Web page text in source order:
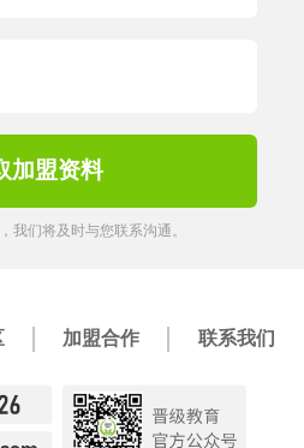
我们将及时与您联系沟通。
加盟合作 联系我们